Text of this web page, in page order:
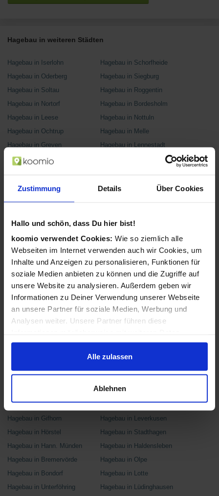
Zustimmung Details Über Cookies
Hallo und schön, dass Du hier bist!
koomio verwendet Cookies: Wie so ziemlich alle
Webseiten im Internet verwenden auch wir Cookies, um
Inhalte und Anzeigen zu personalisieren, Funktionen für
soziale Medien anbieten zu können und die Zugriffe auf
unsere Website zu analysieren. Außerdem geben wir
Informationen zu Deiner Verwendung unserer Webseite
an unsere Partner für soziale Medien, Werbung und
Analysen weiter. Unsere Partner führen diese
zusammen, die Du ihnen bereitgestellt hast oder die sie
im Rahmen Deiner Nutzung der Dienste gesammelt
haben.
Alle zulassen
Ablehnen
Hagebau in weiteren Städten
Hagebau in Iserlohn
Hagebau in Schorfheide
Hagebau in Oderberg
Hagebau in Siegburg
Hagebau in Soltau
Hagebau in Roggentin
Hagebau in Nortorf
Hagebau in Bordesholm
Hagebau in Leese
Hagebau in Nottuln
Hagebau in Ochtrup
Hagebau in Melle
Hagebau in Greven
Hagebau in Lennestadt
Hagebau in Ingolstadt
Hagebau in Moosburg
Hagebau in Kleve
Hagebau in
Hagebau in Hameln
Hagebau in Burgdorf
Hagebau in Itzehoe
Hagebau in Baunatal
Hagebau in Wolfsburg
Hagebau in Bayreuth
Hagebau in Dorsten
Hagebau in Brunnthal
Hagebau in Springe
Hagebau in
Langenwolschendorf
Hagebau in Flensburg
Hagebau in Ettlingen
Hagebau in Hartmannsdorf
Hagebau in Haltern am See
Hagebau in Hildesheim
Hagebau in Gifhorn
Hagebau in Leverkusen
Hagebau in Hörstel
Hagebau in Stadthagen
Hagebau in Hann. Münden
Hagebau in Haldensleben
Hagebau in Bremervörde
Hagebau in Olpe
Hagebau in Bondorf
Hagebau in Lotte
Hagebau in Unterföhring
Hagebau in Lüdinghausen